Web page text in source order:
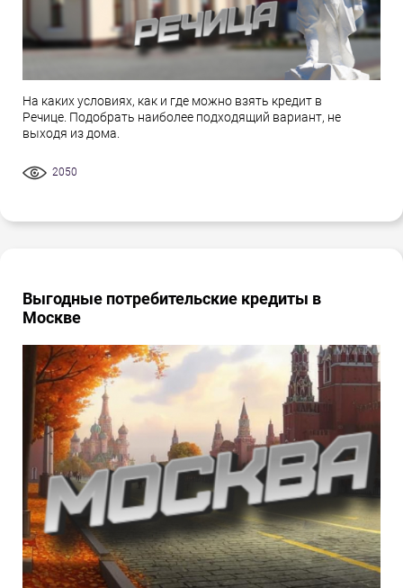
На каких условиях, как и где можно взять кредит в
Речице. Подобрать наиболее подходящий вариант, не
выходя из дома.
2050
Выгодные потребительские кредиты в
Москве